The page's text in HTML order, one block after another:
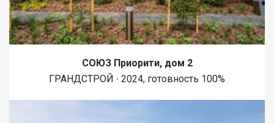
СОЮЗ Приорити, дом 2
ГРАНДСТРОЙ ∙ 2024, готовность 100%